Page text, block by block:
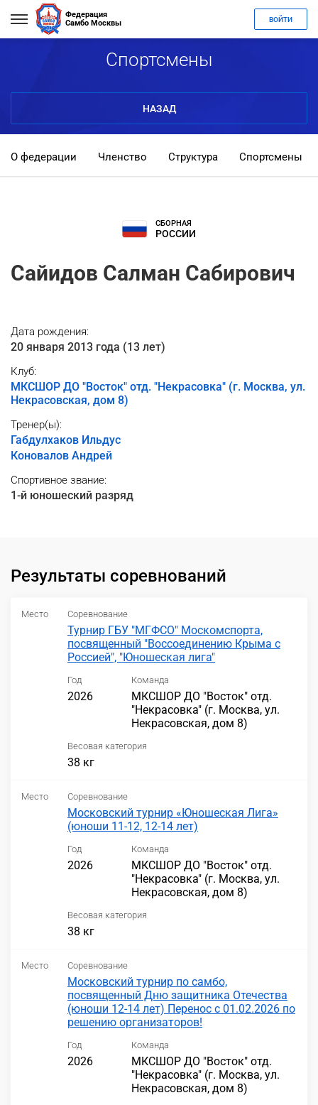
Федерация
Самбо Москвы
ВОЙТИ
Спортсмены
НАЗАД
О федерации Членство Структура Спортсмены
СБОРНАЯ
РОССИИ
Сайидов Салман Сабирович
Дата рождения:
20 января 2013 года (13 лет)
Клуб:
МКСШОР ДО "Восток" отд. "Некрасовка" (г. Москва, ул.
Некрасовская, дом 8)
Тренер(ы):
Габдулхаков Ильдус
Коновалов Андрей
Спортивное звание:
1-й юношеский разряд
Результаты соревнований
Место Соревнование
Турнир ГБУ "МГФСО" Москомспорта,
посвященный "Воссоединению Крыма с
Россией", "Юношеская лига"
Год
2026
Команда
МКСШОР ДО "Восток" отд.
"Некрасовка" (г. Москва, ул.
Некрасовская, дом 8)
Весовая категория
38 кг
Место Соревнование
Московский турнир «Юношеская Лига»
(юноши 11-12, 12-14 лет)
Год
2026
Команда
МКСШОР ДО "Восток" отд.
"Некрасовка" (г. Москва, ул.
Некрасовская, дом 8)
Весовая категория
38 кг
Место Соревнование
Московский турнир по самбо,
посвященный Дню защитника Отечества
(юноши 12-14 лет) Перенос с 01.02.2026 по
решению организаторов!
Год
2026
Команда
МКСШОР ДО "Восток" отд.
"Некрасовка" (г. Москва, ул.
Некрасовская, дом 8)